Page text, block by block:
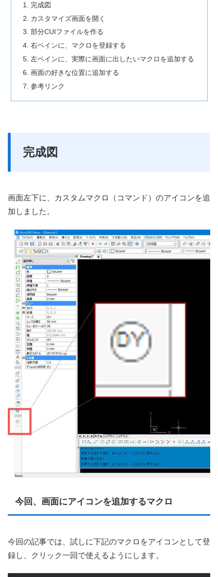
完成図
カスタマイズ画面を開く
部分CUIファイルを作る
右ペインに、マクロを登録する
左ペインに、実際に画面に出したいマクロを追加する
画面の好きな位置に追加する
参考リンク
完成図
画面左下に、カスタムマクロ（コマンド）のアイコンを追
加しました。
今回、画面にアイコンを追加するマクロ
今回の記事では、試しに下記のマクロをアイコンとして登
録し、クリック一回で使えるようにします。